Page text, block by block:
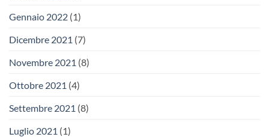
Gennaio 2022 (1)
Dicembre 2021 (7)
Novembre 2021 (8)
Ottobre 2021 (4)
Settembre 2021 (8)
Luglio 2021 (1)